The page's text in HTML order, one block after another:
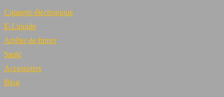
Cigarette électronique
E-Liquide
Arrêter de fumer
Santé
Accessoires
Blog